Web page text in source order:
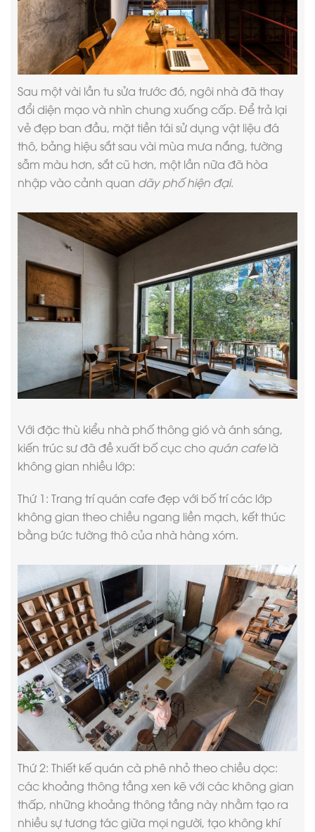
Sau một vài lần tu sửa trước đó, ngôi nhà đã thay
đổi diện mạo và nhìn chung xuống cấp. Để trả lại
vẻ đẹp ban đầu, mặt tiền tái sử dụng vật liệu đá
thô, bảng hiệu sắt sau vài mùa mưa nắng, tường
sẫm màu hơn, sắt cũ hơn, một lần nữa đã hòa
nhập vào cảnh quan dãy phố hiện đại.
Với đặc thù kiểu nhà phố thông gió và ánh sáng,
kiến trúc sư đã đề xuất bố cục cho quán cafelà
không gian nhiều lớp:
Thứ 1: Trang trí quán cafe đẹpvới bố trí các lớp
không gian theo chiều ngang liền mạch, kết thúc
bằng bức tường thô của nhà hàng xóm.
Thứ 2: Thiết kế quán cà phê nhỏtheo chiều dọc:
các khoảng thông tầng xen kẽ với các không gian
thấp, những khoảng thông tầng này nhằm tạo ra
nhiều sự tương tác giữa mọi người, tạo không khí